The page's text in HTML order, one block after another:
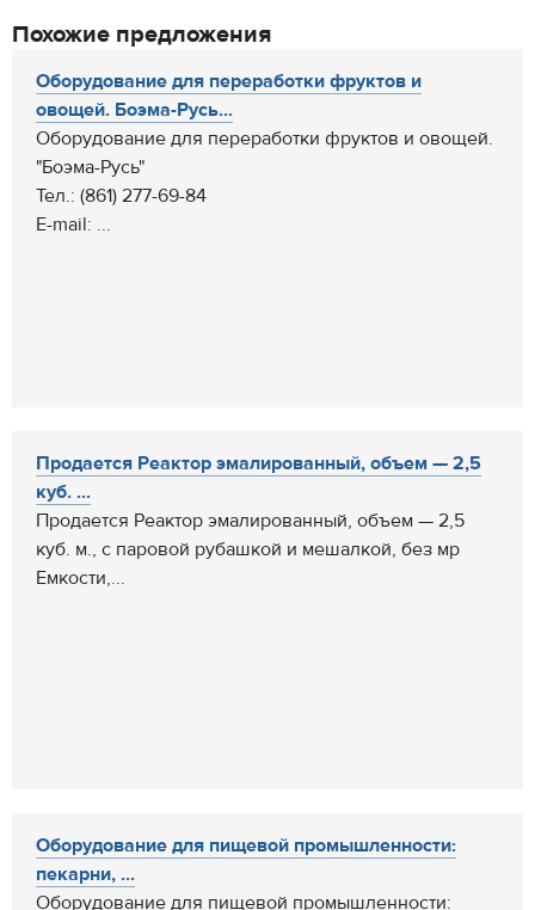
Похожие предложения
Оборудование для переработки фруктов и
овощей. Боэма-Русь...
Оборудование для переработки фруктов и овощей.
"Боэма-Русь"
Тел.: (861) 277-69-84
E-mail: ...
Продается Реактор эмалированный, объем — 2,5
куб. ...
Продается Реактор эмалированный, объем — 2,5
куб. м., с паровой рубашкой и мешалкой, без мр
Емкости,...
Оборудование для пищевой промышленности:
пекарни, ...
Оборудование для пищевой промышленности: